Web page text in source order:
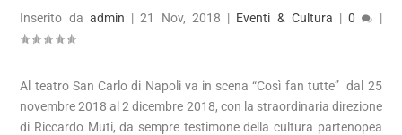
Inserito da admin |21 Nov, 2018 | Eventi & Cultura |0 |
Al teatro San Carlo di Napoli va in scena “Così fan tutte” dal 25
novembre 2018 al 2 dicembre 2018, con la straordinaria direzione
di Riccardo Muti, da sempre testimone della cultura partenopea